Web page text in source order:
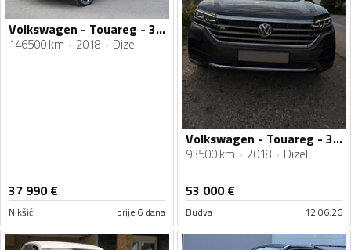
Volkswagen - Touareg - 3.0 TDI 286 HP
146500 km 2018 Dizel
37 990€
Nikšić prije 6 dana
Volkswagen - Touareg - 3.0 TDI
93500 km 2018 Dizel
53 000€
Budva 12.06.26